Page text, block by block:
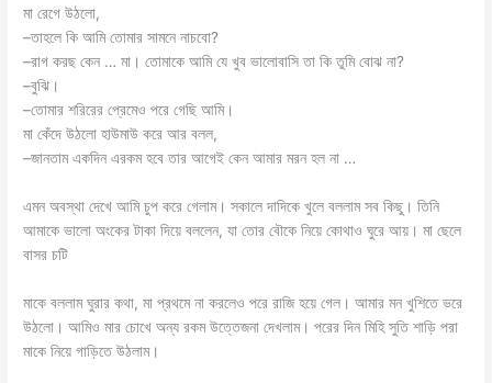
মা রেগে উঠলো,
–তাহলে কি আমি তোমার সামনে নাচবো?
–রাগ করছ কেন … মা। তোমাকে আমি যে খুব ভালোবাসি তা কি তুমি বোঝ না?
–বুঝি।
–তোমার শরিরের প্রেমেও পরে গেছি আমি।
মা কেঁদে উঠলো হাউমাউ করে আর বলল,
–জানতাম একদিন এরকম হবে তার আগেই কেন আমার মরন হল না …
এমন অবস্থা দেখে আমি চুপ করে গেলাম। সকালে দাদিকে খুলে বললাম সব কিছু। তিনি
আমাকে ভালো অংকের টাকা দিয়ে বললেন, যা তোর বৌকে নিয়ে কোথাও ঘুরে আয়। মা ছেলে
বাসর চটি
মাকে বললাম ঘুরার কথা, মা প্রথমে না করলেও পরে রাজি হয়ে গেল। আমার মন খুশিতে ভরে
উঠলো। আমিও মার চোখে অন্য রকম উত্তেজনা দেখলাম। পরের দিন মিহি সুতি শাড়ি পরা
মাকে নিয়ে গাড়িতে উঠলাম।